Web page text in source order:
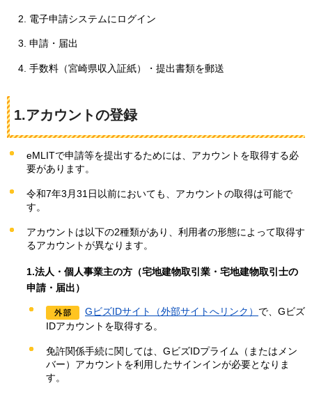
電子申請システムにログイン
申請・届出
手数料（宮崎県収入証紙）・提出書類を郵送
1.アカウントの登録
eMLITで申請等を提出するためには、アカウントを取得する必
要があります。
令和7年3月31日以前においても、アカウントの取得は可能で
す。
アカウントは以下の2種類があり、利用者の形態によって取得す
るアカウントが異なります。
1.法人・個人事業主の方（宅地建物取引業・宅地建物取引士の
申請・届出）
GビズIDサイト（外部サイトへリンク） で、Gビズ
IDアカウントを取得する。
免許関係手続に関しては、GビズIDプライム（またはメン
バー）アカウントを利用したサインインが必要となりま
す。